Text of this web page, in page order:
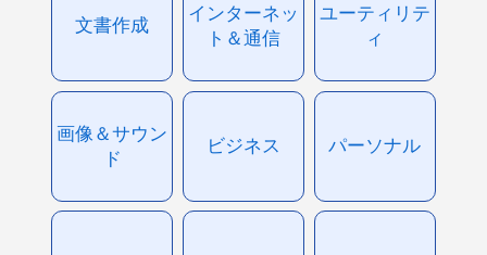
文書作成
インターネッ
ト＆通信
ユーティリテ
ィ
画像＆サウン
ド
ビジネス パーソナル